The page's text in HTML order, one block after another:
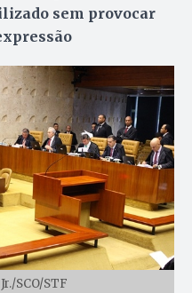
sem provocar
SCO/STF